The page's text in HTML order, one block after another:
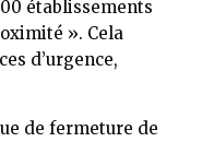
établissements
». Cela
d’urgence,
de fermeture de